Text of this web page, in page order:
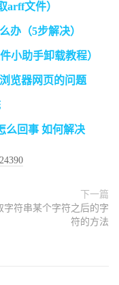
arff文件）
办（5步解决）
小助手卸载教程）
览器网页的问题
么回事 如何解决
下一篇
字符串某个字符之后的字
符的方法